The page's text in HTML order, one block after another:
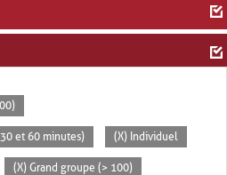
et 60 minutes) (X) Individuel
(X) Grand groupe (> 100)